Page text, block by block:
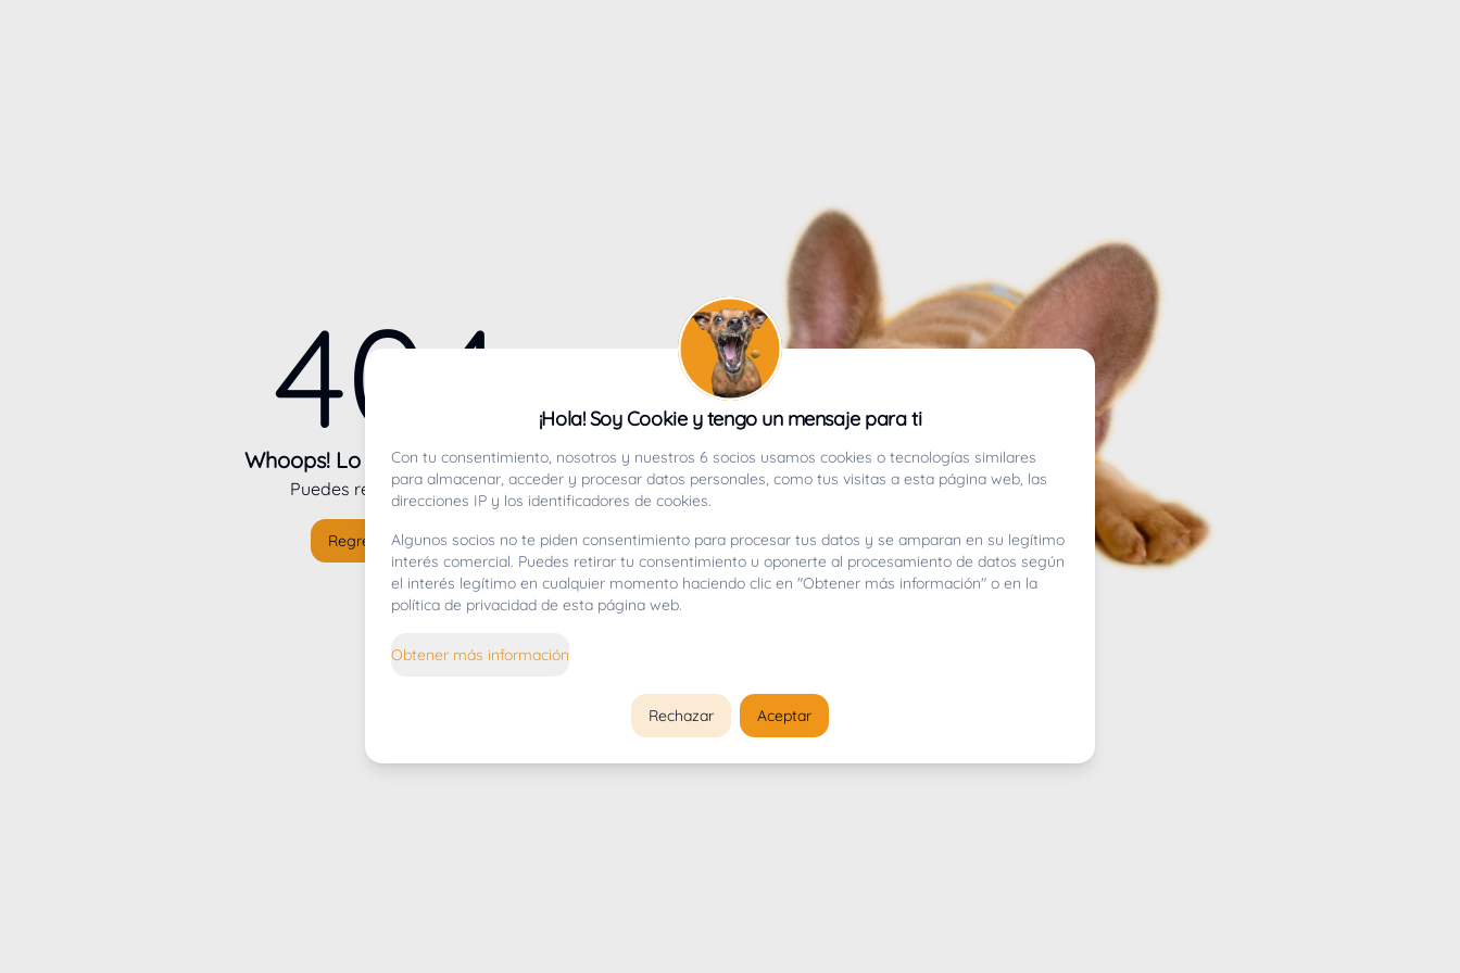
404
Whoops! Lo sentimos mucho.
Puedes regresar alinicio
Regresar al inicio
¡Hola! Soy Cookie y tengo un mensaje para ti
Con tu consentimiento, nosotros y nuestros 6 socios usamos cookies o tecnologías similares
para almacenar, acceder y procesar datos personales, como tus visitas a esta página web, las
direcciones IP y los identificadores de cookies.
Algunos socios no te piden consentimiento para procesar tus datos y se amparan en su legítimo
interés comercial. Puedes retirar tu consentimiento u oponerte al procesamiento de datos según
el interés legítimo en cualquier momento haciendo clic en "Obtener más información" o en la
política de privacidad de esta página web.
Obtener más información
Rechazar Aceptar